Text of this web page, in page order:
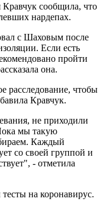
сообщила, что
нардепах.
с Шаховым после
Если есть
пройти
она.
расследование, чтобы
Кравчук.
не приходили
мы такую
Каждый
со своей группой и
- отметила
на коронавирус.